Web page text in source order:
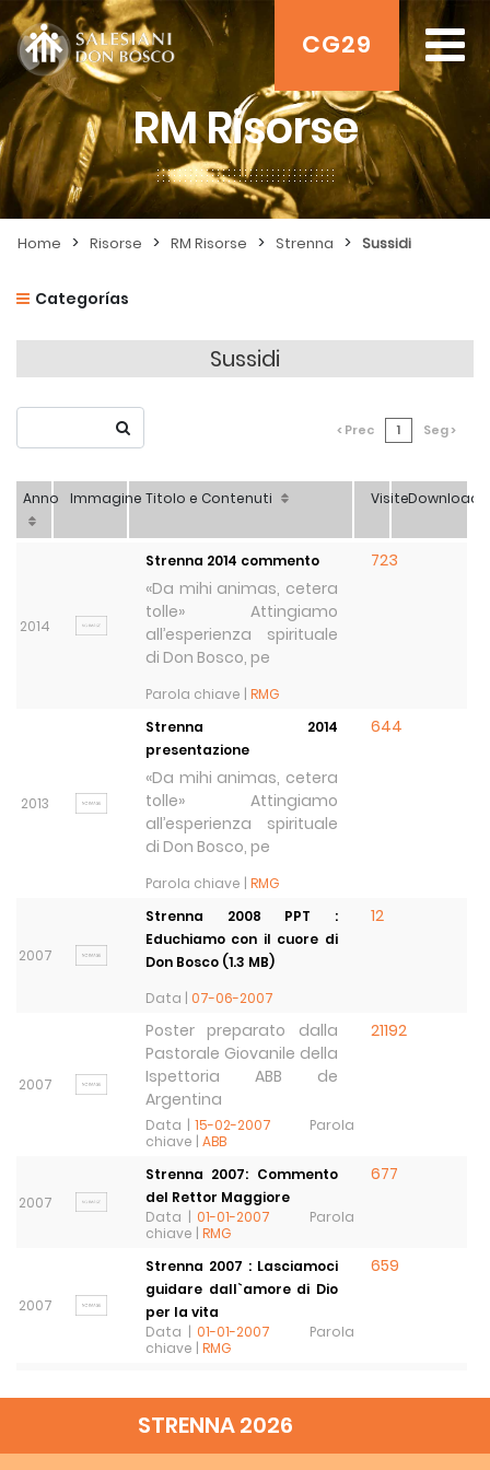
CG29
RM Risorse
Home > Risorse > RM Risorse > Strenna > Sussidi
Categorías
Sussidi
< Prec 1 Seg >
Anno Immagine Titolo e Contenuti VisiteDownload
2014
Strenna 2014 commento
«Da mihi animas, cetera
tolle» Attingiamo
all’esperienza spirituale
di Don Bosco, pe
Parola chiave | RMG
723
2013
Strenna 2014
presentazione
«Da mihi animas, cetera
tolle» Attingiamo
all’esperienza spirituale
di Don Bosco, pe
Parola chiave | RMG
644
2007
Strenna 2008 PPT :
Educhiamo con il cuore di
Don Bosco (1.3 MB)
Data | 07-06-2007
12
2007
Poster preparato dalla
Pastorale Giovanile della
Ispettoria ABB de
Argentina
Data |15-02-2007
Parola
chiave | ABB
21192
2007
Strenna 2007: Commento
del Rettor Maggiore
Data |01-01-2007
Parola
chiave | RMG
677
2007
Strenna 2007 : Lasciamoci
guidare dall`amore di Dio
per la vita
Data |01-01-2007
Parola
chiave | RMG
659
L`amore di Dio alla vita
Data |01-01-2007
STRENNA 2026